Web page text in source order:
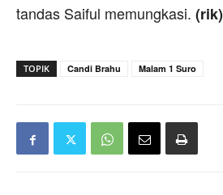
tandas Saiful memungkasi. (rik)
TOPIK Candi Brahu Malam 1 Suro